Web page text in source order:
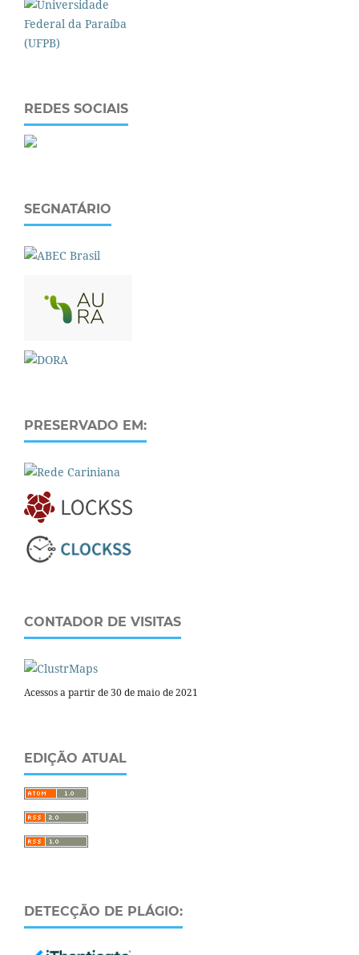
REDES SOCIAIS
SEGNATÁRIO
PRESERVADO EM:
CONTADOR DE VISITAS
Acessos a partir de 30 de maio de 2021
EDIÇÃO ATUAL
DETECÇÃO DE PLÁGIO: